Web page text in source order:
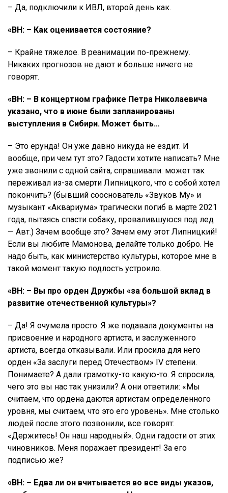
– Да, подключили к ИВЛ, второй день как.
«ВН: – Как оценивается состояние?
– Крайне тяжелое. В реанимации по-прежнему.
Никаких прогнозов не дают и больше ничего не
говорят.
«ВН: – В концертном графике Петра Николаевича
указано, что в июне были запланированы
выступления в Сибири. Может быть…
– Это ерунда! Он уже давно никуда не ездит. И
вообще, при чем тут это? Гадости хотите написать? Мне
уже звонили с одной сайта, спрашивали: может так
переживал из-за смерти Липницкого, что с собой хотел
покончить? (бывший сооснователь «Звуков Му» и
музыкант «Аквариума» трагически погиб в марте 2021
года, пытаясь спасти собаку, провалившуюся под лед
— Авт.) Зачем вообще это? Зачем ему этот Липницкий!
Если вы любите Мамонова, делайте только добро. Не
надо быть, как министерство культуры, которое мне в
такой момент такую подлость устроило.
«ВН: – Вы про орден Дружбы «за большой вклад в
развитие отечественной культуры»?
– Да! Я очумела просто. Я же подавала документы на
присвоение и народного артиста, и заслуженного
артиста, всегда отказывали. Или просила для него
орден «За заслуги перед Отечеством» IV степени.
Понимаете? А дали грамотку-то какую-то. Я спросила,
чего это вы нас так унизили? А они ответили: «Мы
считаем, что ордена даются артистам определенного
уровня, мы считаем, что это его уровень». Мне столько
людей после этого позвонили, все говорят:
«Держитесь! Он наш народный». Одни гадости от этих
чиновников. Меня поражает президент! За его
подписью же?
«ВН: – Едва ли он вчитывается во все виды указов,